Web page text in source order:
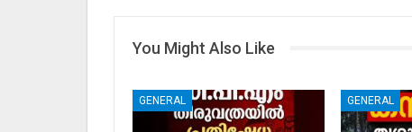
You Might Also Like
GENERAL GENERAL